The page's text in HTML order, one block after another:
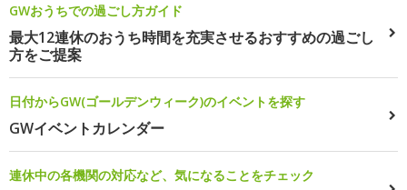
GWおうちでの過ごし方ガイド
最大12連休のおうち時間を充実させるおすすめの過ごし
方をご提案
日付からGW(ゴールデンウィーク)のイベントを探す
GWイベントカレンダー
連休中の各機関の対応など、気になることをチェック